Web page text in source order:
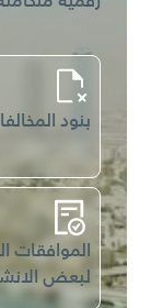
بنود
الموافقات
لبعض